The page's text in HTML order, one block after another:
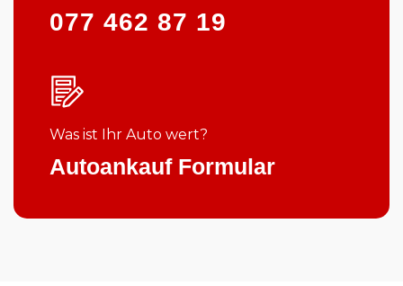
077 462 87 19
Was ist Ihr Auto wert?
Autoankauf Formular